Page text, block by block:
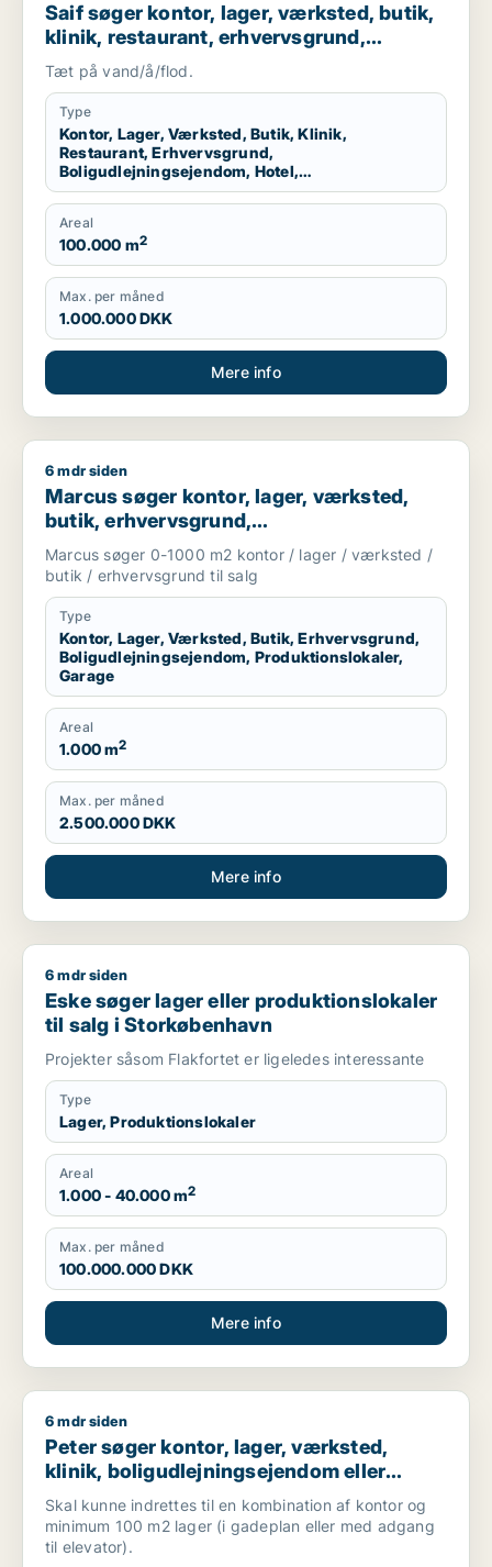
Saif søger kontor, lager, værksted, butik,
klinik, restaurant, erhvervsgrund,
boligudlejningsejendom, hotel,
produktionslokaler eller garage til salg i
Storkøbenhavn
Tæt på vand/å/flod.
Type
Kontor, Lager, Værksted, Butik, Klinik,
Restaurant, Erhvervsgrund,
Boligudlejningsejendom, Hotel,
Produktionslokaler, Garage
Areal
100.000 m2
Max. per måned
1.000.000 DKK
Mere info
Marcus søger kontor, lager, værksted, butik,
6 mdr siden
Marcus søger kontor, lager, værksted,
butik, erhvervsgrund,
boligudlejningsejendom,
produktionslokaler eller garage til salg i
Storkøbenhavn
Marcus søger 0-1000 m2 kontor / lager / værksted /
butik / erhvervsgrund til salg
Type
Kontor, Lager, Værksted, Butik, Erhvervsgrund,
Boligudlejningsejendom, Produktionslokaler,
Garage
Areal
1.000 m2
Max. per måned
2.500.000 DKK
Mere info
Eske søger lager eller produktionslokaler til salg i
6 mdr siden
Eske søger lager eller produktionslokaler
til salg i Storkøbenhavn
Projekter såsom Flakfortet er ligeledes interessante
Type
Lager, Produktionslokaler
Areal
1.000 - 40.000 m2
Max. per måned
100.000.000 DKK
Mere info
Peter søger kontor, lager, værksted, klinik,
6 mdr siden
Peter søger kontor, lager, værksted,
klinik, boligudlejningsejendom eller
produktionslokaler til salg i
Frederiksberg, Østerbro eller Nordhavn
m.fl.
Skal kunne indrettes til en kombination af kontor og
minimum 100 m2 lager (i gadeplan eller med adgang
til elevator).